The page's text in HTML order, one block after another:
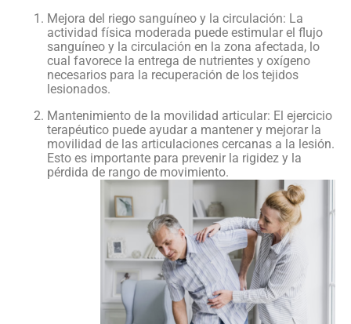
Mejora del riego sanguíneo y la circulación: La
actividad física moderada puede estimular el flujo
sanguíneo y la circulación en la zona afectada, lo
cual favorece la entrega de nutrientes y oxígeno
necesarios para la recuperación de los tejidos
lesionados.
Mantenimiento de la movilidad articular: El ejercicio
terapéutico puede ayudar a mantener y mejorar la
movilidad de las articulaciones cercanas a la lesión.
Esto es importante para prevenir la rigidez y la
pérdida de rango de movimiento.